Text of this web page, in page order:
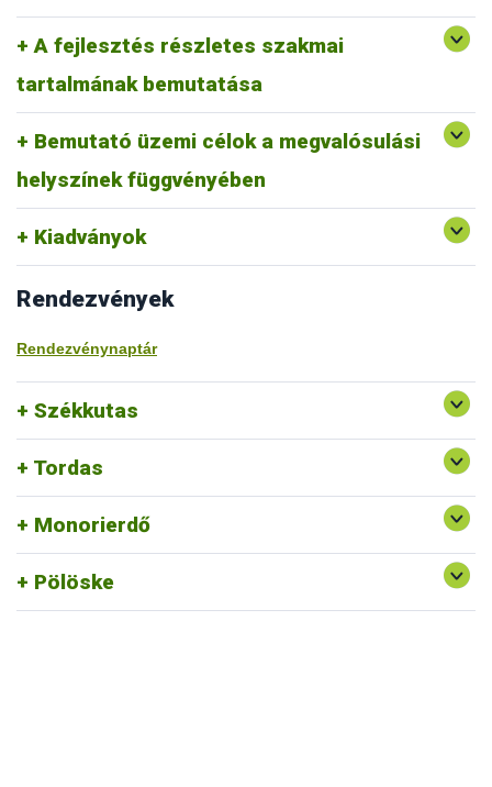
A fejlesztés részletes szakmai
tartalmának bemutatása
állomáson (Tordas, Pölöske, Székkutas, Monorierdő)
valósulna meg bemutató üzemi program.
Bemutató üzemi célok a megvalósulási
helyszínek függvényében
Tordas
kertészeti (zöldség, gyümölcs) fajok, szántóföldi
és üvegházi termesztési körülmények, ökológiai
gazdálkodásra alkalmas fajták vizsgálata
Pölöske
kertészeti (gyümölcs) fajok
Székkutas
szántóföldi fajok vizsgálata
Monorierdő erdészeti fajok vizsgálata, fajtakitermesztés
Kiadványok
Rendezvények
Rendezvénynaptár
Székkutas
Tordas
Monorierdő
Pölöske